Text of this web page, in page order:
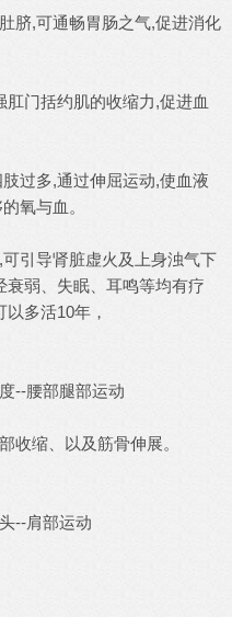
脐,可通畅胃肠之气,促进消化
门括约肌的收缩力,促进血
过多,通过伸屈运动,使血液
氧与血。
引导肾脏虚火及上身浊气下
衰弱、失眠、耳鸣等均有疗
多活10年，
--腰部腿部运动
收缩、以及筋骨伸展。
--肩部运动